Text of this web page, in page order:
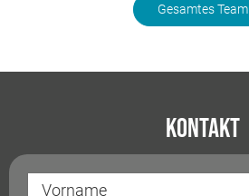
Gesamtes Team
Kontakt